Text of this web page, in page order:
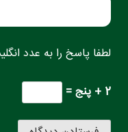
لطفا پاسخ را به عدد
2 + پنج =